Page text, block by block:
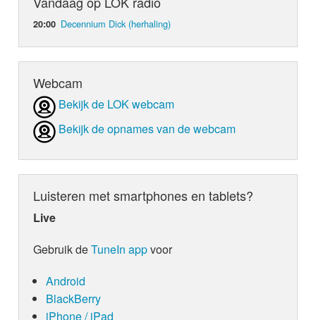
20:00 Decennium Dick (herhaling)
Webcam
Bekijk de LOK webcam
Bekijk de opnames van de webcam
Luisteren met smartphones en tablets?
Live
Gebruik deTuneIn appvoor
Android
BlackBerry
iPhone / iPad